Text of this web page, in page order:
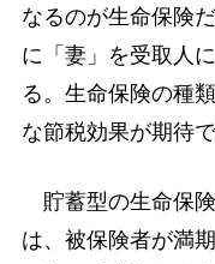
なるのが生命保険
に「妻」を受取人
る。生命保険の種
な節税効果が期待
貯蓄型の生命保険
は、被保険者が満